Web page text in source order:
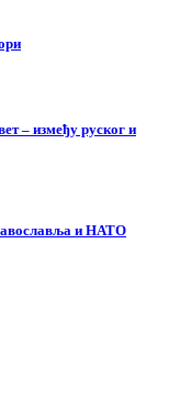
– између руског и
и НАТО